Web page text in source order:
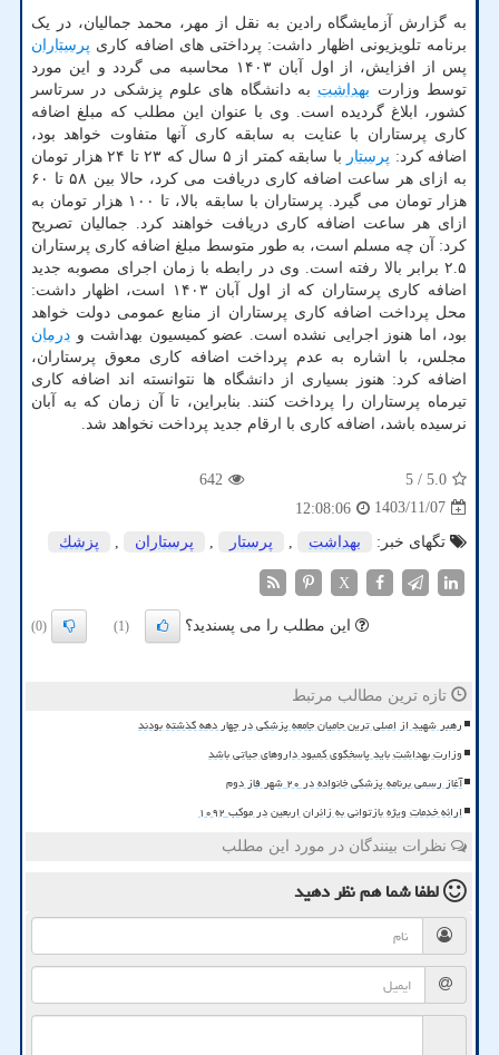
به گزارش آزمایشگاه رادین به نقل از مهر، محمد جمالیان، در یک
برنامه تلویزیونی اظهار داشت: پرداختی های اضافه کاری پرستاران
پس از افزایش، از اول آبان ۱۴۰۳ محاسبه می گردد و این مورد
توسط وزارت بهداشت به دانشگاه های علوم پزشکی در سرتاسر
کشور، ابلاغ گردیده است. وی با عنوان این مطلب که مبلغ اضافه
کاری پرستاران با عنایت به سابقه کاری آنها متفاوت خواهد بود،
اضافه کرد: پرستار
با سابقه کمتر از ۵ سال که ۲۳ تا ۲۴ هزار تومان
به ازای هر ساعت اضافه کاری دریافت می کرد، حالا بین ۵۸ تا ۶۰
هزار تومان می گیرد. پرستاران با سابقه بالا، تا ۱۰۰ هزار تومان به
ازای هر ساعت اضافه کاری دریافت خواهند کرد. جمالیان تصریح
کرد: آن چه مسلم است، به طور متوسط مبلغ اضافه کاری پرستاران
۲.۵ برابر بالا رفته است. وی در رابطه با زمان اجرای مصوبه جدید
اضافه کاری پرستاران که از اول آبان ۱۴۰۳ است، اظهار داشت:
محل پرداخت اضافه کاری پرستاران از منابع عمومی دولت خواهد
بود، اما هنوز اجرایی نشده است. عضو کمیسیون بهداشت و درمان
مجلس، با اشاره به عدم پرداخت اضافه کاری معوق پرستاران،
اضافه کرد: هنوز بسیاری از دانشگاه ها نتوانسته اند اضافه کاری
تیرماه پرستاران را پرداخت کنند. بنابراین، تا آن زمان که به آبان
نرسیده باشد، اضافه کاری با ارقام جدید پرداخت نخواهد شد.
5.0
/ 5
642
1403/11/07
12:08:06
تگهای خبر:
بهداشت , پرستار , پرستاران , پزشك
X
این مطلب را می پسندید؟ (1)
(0)
تازه ترین مطالب مرتبط
رهبر شهید از اصلی ترین حامیان جامعه پزشکی در چهار دهه گذشته بودند
وزارت بهداشت باید پاسخگوی کمبود داروهای حیاتی باشد
آغاز رسمی برنامه پزشکی خانواده در ۲۰ شهر فاز دوم
ارائه خدمات ویژه بازتوانی به زائران اربعین در موکب ۱۰۹۲
نظرات بینندگان در مورد این مطلب
لطفا شما همنظر دهید